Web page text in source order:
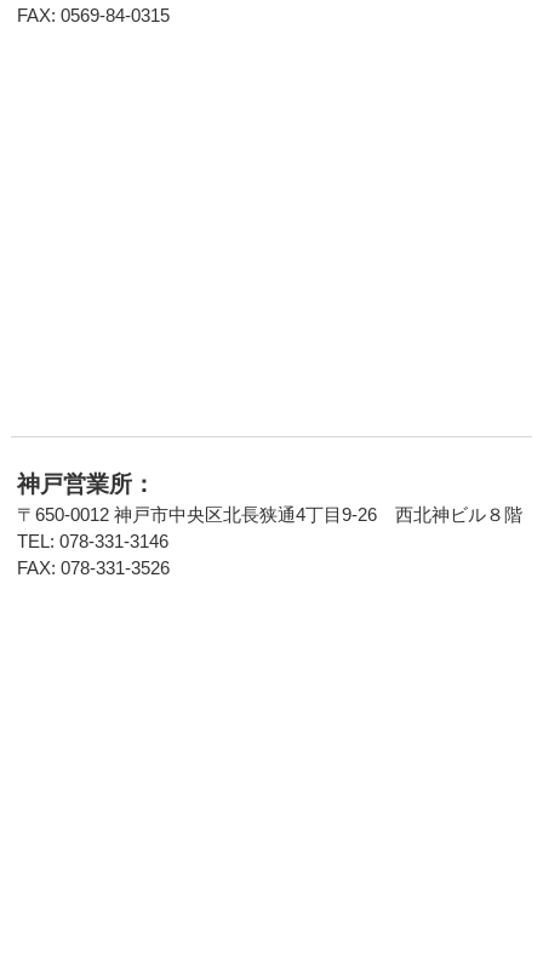
FAX: 0569-84-0315
神戸営業所：
〒650-0012 神戸市中央区北長狭通4丁目9-26 西北神ビル８階
TEL: 078-331-3146
FAX: 078-331-3526